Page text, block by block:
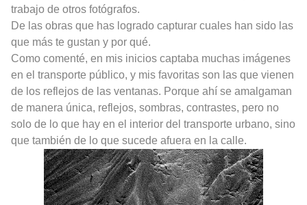
trabajo de otros fotógrafos.
De las obras que has logrado capturar cuales han sido las
que más te gustan y por qué.
Como comenté, en mis inicios captaba muchas imágenes
en el transporte público, y mis favoritas son las que vienen
de los reflejos de las ventanas. Porque ahí se amalgaman
de manera única, reflejos, sombras, contrastes, pero no
solo de lo que hay en el interior del transporte urbano, sino
que también de lo que sucede afuera en la calle.